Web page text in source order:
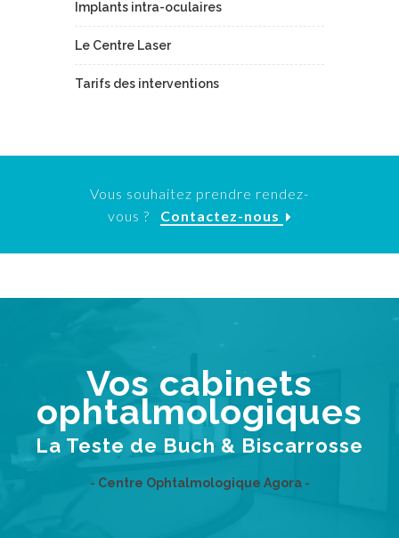
Implants intra-oculaires
Le Centre Laser
Tarifs des interventions
Vous souhaitez prendre rendez-
vous ? Contactez-nous
Vos cabinets
ophtalmologiques
La Teste de Buch & Biscarrosse
- Centre Ophtalmologique Agora -